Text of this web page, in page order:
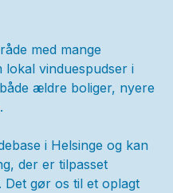
med mange
vinduespudser i
ældre boliger, nyere
i Helsinge og kan
der er tilpasset
Det gør os til et oplagt